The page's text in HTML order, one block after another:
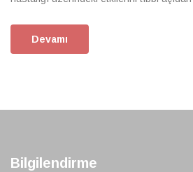
Devamı
Bilgilendirme